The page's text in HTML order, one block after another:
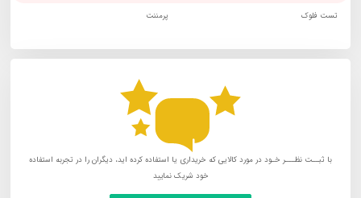
تست فلوک پرمننت
با ثبــت نظـــر خـود در مورد کالایی که خریداری یا استفاده کرده اید، دیگران را در تجربه استفاده
خود شریک نمایید